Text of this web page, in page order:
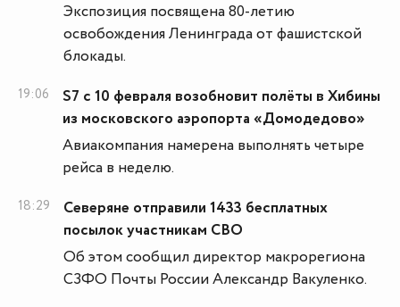
Экспозиция посвящена 80‑летию
освобождения Ленинграда от фашистской
блокады.
19:06
S7 с 10 февраля возобновит полёты в Хибины
из московского аэропорта «Домодедово»
Авиакомпания намерена выполнять четыре
рейса в неделю.
18:29
Северяне отправили 1433 бесплатных
посылок участникам СВО
Об этом сообщил директор макрорегиона
СЗФО Почты России Александр Вакуленко.